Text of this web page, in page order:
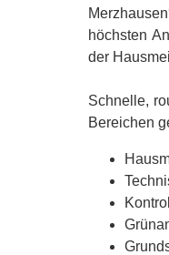
höchsten
der
Schnelle,
Bereichen